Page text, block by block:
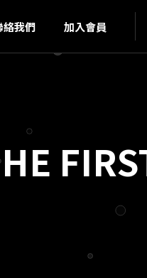
絡我們 加入會員